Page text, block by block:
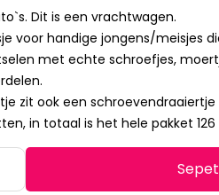
Dit is een vrachtwagen.
voor handige jongens/meisjes
met echte schroefjes,
zit ook een
in totaal is het hele pakket 126